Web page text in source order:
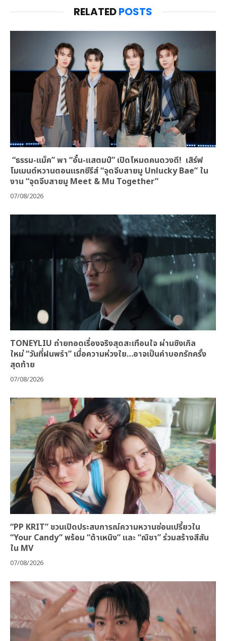
RELATEDPOSTS
“ธรรม-แม็ค” พา “อั๋น-แสตมป์” เปิดโหมดคนดวงดี! เสิร์ฟ
โมเมนต์หวานตอนแรกซีรีส์ “จุดจีบสายมู Unlucky Bae” ใน
งาน “จุดจีบสายมู Meet & Mu Together”
07/08/2026
TONEYLIU ถ่ายทอดเรื่องจริงสุดสะเทือนใจ ผ่านซิงเกิล
ใหม่ “วันที่ฝนพรำ” เมื่อความห่วงใย…อาจเป็นคำบอกรักครั้ง
สุดท้าย
07/08/2026
“PP KRIT” ชวนเปิดประสบการณ์ความหวานซ่อนเปรี้ยวใน
“Your Candy” พร้อม “ต้าเหนิง” และ “ณิชา” ร่วมสร้างสีสัน
ใน MV
07/08/2026